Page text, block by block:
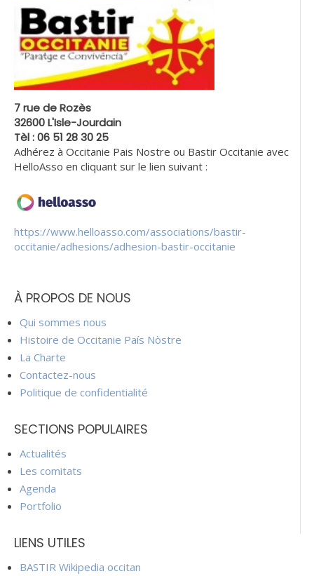
7 rue de Rozès
32600 L'Isle-Jourdain
Tèl : 06 51 28 30 25
Adhérez à Occitanie Pais Nostre ou Bastir Occitanie avec
HelloAsso en cliquant sur le lien suivant :
https://www.helloasso.com/associations/bastir-
occitanie/adhesions/adhesion-bastir-occitanie
À PROPOS DE NOUS
Qui sommes nous
Histoire de Occitanie País Nòstre
La Charte
Contactez-nous
Politique de confidentialité
SECTIONS POPULAIRES
Actualités
Les comitats
Agenda
Portfolio
LIENS UTILES
BASTIR Wikipedia occitan